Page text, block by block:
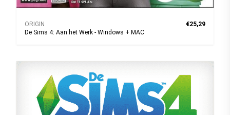
ORIGIN
De Sims 4: Aan het Werk - Windows + MAC
€25,29